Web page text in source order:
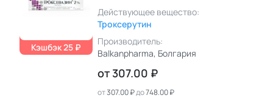
Кэшбэк 25 ₽
Действующее вещество:
Троксерутин
Производитель:
Balkanpharma, Болгария
от 307.00 ₽
от307.00 ₽до748.00 ₽